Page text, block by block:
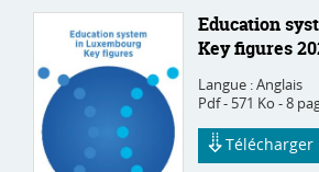
Education
Key figures
Langue :Anglais
Pdf - 571 Ko - 8
Télécharger